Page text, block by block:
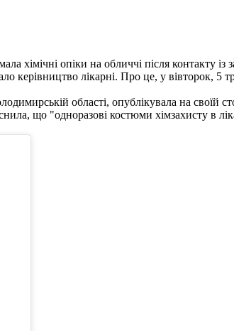
хімічні опіки на обличчі після
керівництво лікарні. Про це, у вівторок, 5
області, опублікувала на своїй
що "одноразові костюми хімзахисту в